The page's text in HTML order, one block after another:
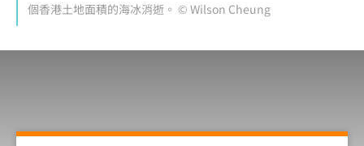
個香港土地面積的海冰消逝。 © Wilson Cheung